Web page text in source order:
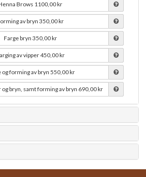
Brows 1100,00 kr
av bryn 350,00 kr
Farge bryn 350,00 kr
av vipper450,00 kr
og forming av bryn 550,00 kr
og bryn, samt forming av bryn 690,00 kr